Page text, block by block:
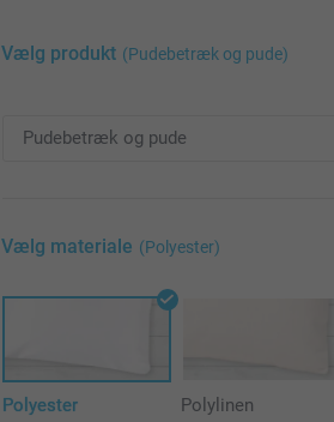
Vælg produkt (Pudebetræk og pude)
Vælg materiale (Polyester)
Polyester Polylinen